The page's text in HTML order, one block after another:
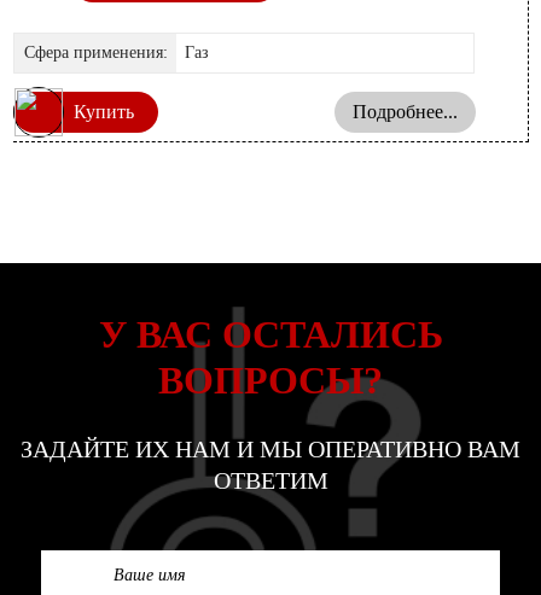
Сфера применения: Газ
Купить Подробнее...
У ВАС ОСТАЛИСЬ
ВОПРОСЫ?
ЗАДАЙТЕ ИХ НАМ И МЫ ОПЕРАТИВНО ВАМ
ОТВЕТИМ